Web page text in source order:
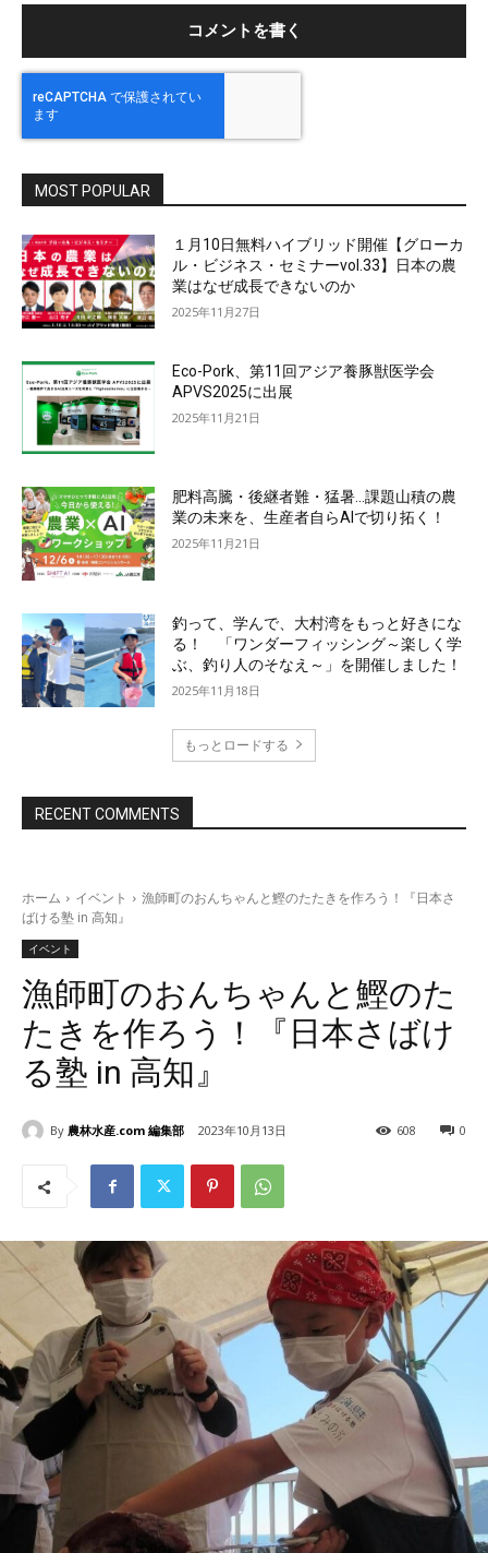
MOST POPULAR
１月10日無料ハイブリッド開催【グローカ
ル・ビジネス・セミナーvol.33】日本の農
業はなぜ成長できないのか
2025年11月27日
Eco-Pork、第11回アジア養豚獣医学会
APVS2025に出展
2025年11月21日
肥料高騰・後継者難・猛暑…課題山積の農
業の未来を、生産者自らAIで切り拓く！
2025年11月21日
釣って、学んで、大村湾をもっと好きにな
る！ 「ワンダーフィッシング～楽しく学
ぶ、釣り人のそなえ～」を開催しました！
2025年11月18日
もっとロードする
RECENT COMMENTS